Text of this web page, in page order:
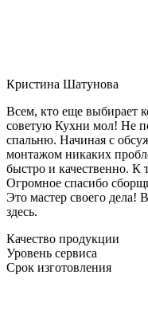
Кристина Шатунова
Всем, кто еще выбирает
советую Кухни мол! Не
спальню. Начиная с
монтажом никаких
быстро и качественно. К
Огромное спасибо
Это мастер своего дела!
здесь.
Качество продукции
Уровень сервиса
Срок изготовления